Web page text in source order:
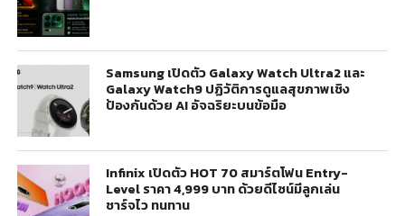
Samsung เปิดตัว Galaxy Watch Ultra2 และ
Galaxy Watch9 ปฏิวัติการดูแลสุขภาพเชิง
ป้องกันด้วย AI อัจฉริยะบนข้อมือ
Infinix เปิดตัว HOT 70 สมาร์ตโฟน Entry-
Level ราคา 4,999 บาท ด้วยดีไซน์มีลูกเล่น
ชาร์จไว ทนทาน